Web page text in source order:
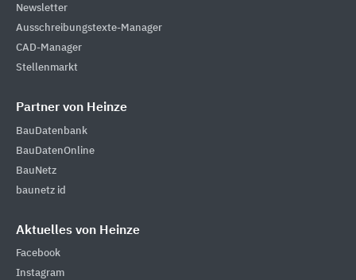
Newsletter
Ausschreibungstexte-Manager
CAD-Manager
Stellenmarkt
Partner von Heinze
BauDatenbank
BauDatenOnline
BauNetz
baunetz id
Aktuelles von Heinze
Facebook
Instagram